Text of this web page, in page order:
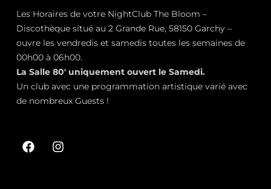
Les Horaires de votre NightClub The Bloom –
Discothèque situé au 2 Grande Rue, 58150 Garchy –
ouvre les vendredis et samedis toutes les semaines de
00h00 à 06h00.
La Salle 80′ uniquement ouvert le Samedi.
Un club avec une programmation artistique varié avec
de nombreux Guests !
F
a
I
n